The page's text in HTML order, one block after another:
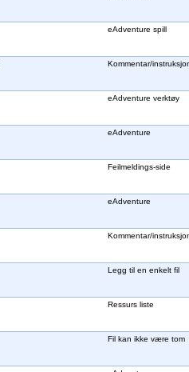
eAdventure spill
Kommentar/
eAdventure verktøy
eAdventure
Feilmeldings-side
eAdventure
Kommentar/
Legg til en enkelt fil
Ressurs liste
Fil kan ikke være tom